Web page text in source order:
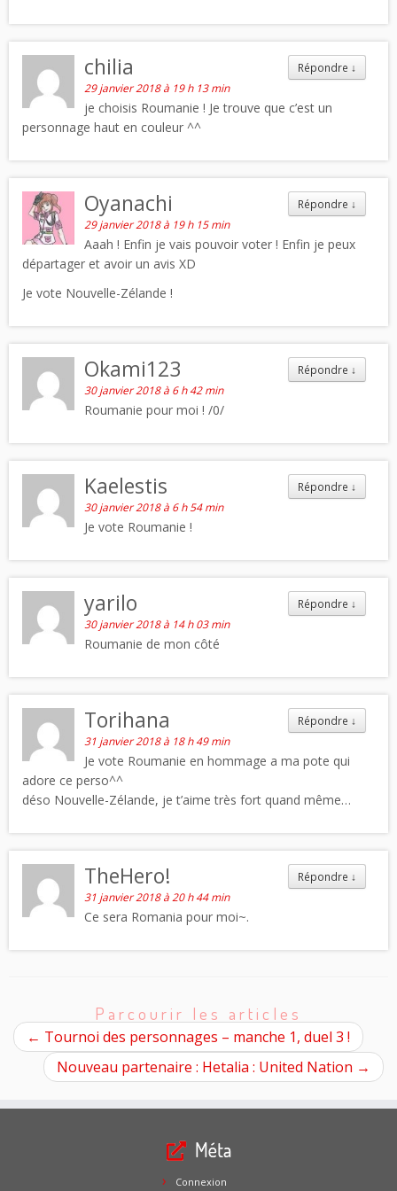
Répondre ↓
chilia
29 janvier 2018 à 19 h 13 min
je choisis Roumanie ! Je trouve que c’est un
personnage haut en couleur ^^
Répondre ↓
Oyanachi
29 janvier 2018 à 19 h 15 min
Aaah ! Enfin je vais pouvoir voter ! Enfin je peux
départager et avoir un avis XD
Je vote Nouvelle-Zélande !
Répondre ↓
Okami123
30 janvier 2018 à 6 h 42 min
Roumanie pour moi ! /0/
Répondre ↓
Kaelestis
30 janvier 2018 à 6 h 54 min
Je vote Roumanie !
Répondre ↓
yarilo
30 janvier 2018 à 14 h 03 min
Roumanie de mon côté
Répondre ↓
Torihana
31 janvier 2018 à 18 h 49 min
Je vote Roumanie en hommage a ma pote qui
adore ce perso^^
déso Nouvelle-Zélande, je t’aime très fort quand même…
Répondre ↓
TheHero!
31 janvier 2018 à 20 h 44 min
Ce sera Romania pour moi~.
Parcourir les articles
← Tournoi des personnages – manche 1, duel 3 !
Nouveau partenaire : Hetalia : United Nation →
Méta
Connexion